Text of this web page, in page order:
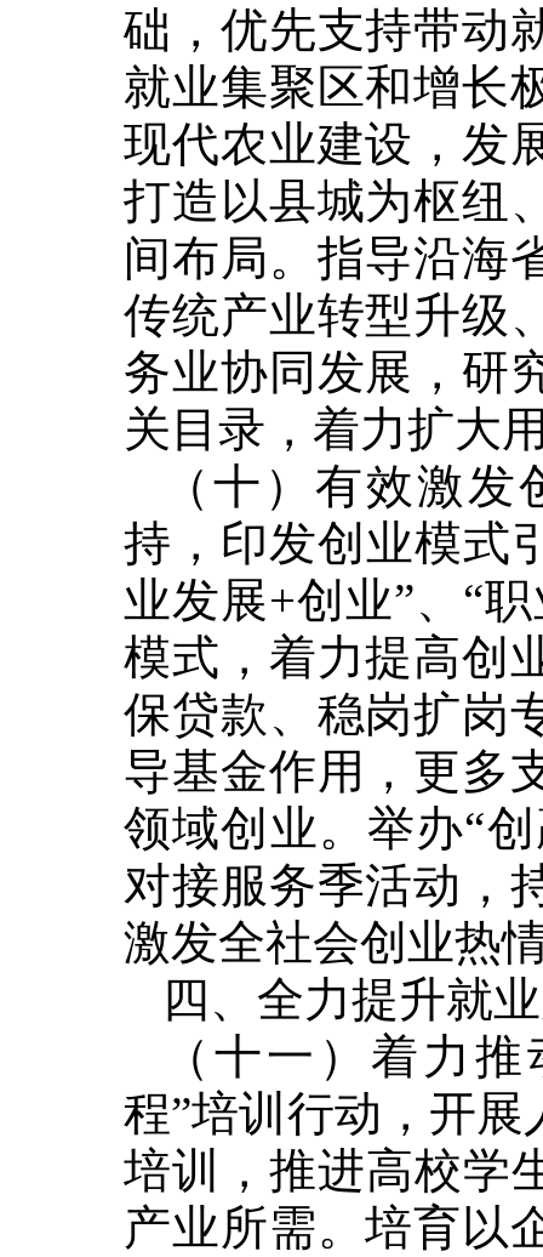
础，优先支持带动
就业集聚区和增长
现代农业建设，发
打造以县城为枢纽
间布局。指导沿海
传统产业转型升级
务业协同发展，研
关目录，着力扩大
（十）有效激
持，印发创业模式
业发展+创业”、 “
模式，着力提高创
保贷款、稳岗扩岗
导基金作用，更多
领域创业。举办“
对接服务季活动，
激发全社会创业热
四、全力提升就
（十一）着力
程”培训行动，开展
培训，推进高校学
产业所需。培育以